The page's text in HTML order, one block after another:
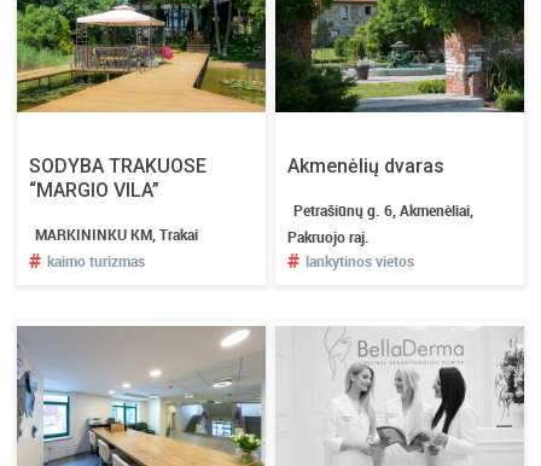
SODYBA TRAKUOSE
“MARGIO VILA”
MARKININKU KM, Trakai
# kaimo turizmas
Akmenėlių dvaras
Petrašiūnų g. 6, Akmenėliai,
Pakruojo raj.
# lankytinos vietos